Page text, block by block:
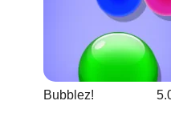
Bubblez!